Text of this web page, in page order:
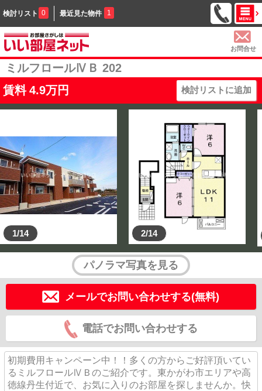
検討リスト 0 最近見た物件 1
お問合せ
ミルフロールⅣＢ 202
賃料 4.9万円 検討リストに追加
1/14 2/14
パノラマ写真を見る
メールでお問い合わせする(無料)
電話でお問い合わせする
初期費用キャンペーン中！！多くの方からご好評頂いてい
るミルフロールⅣＢのご紹介です。東かがわ市エリアや高
徳線丹生付近で、お気に入りのお部屋を探しませんか。快